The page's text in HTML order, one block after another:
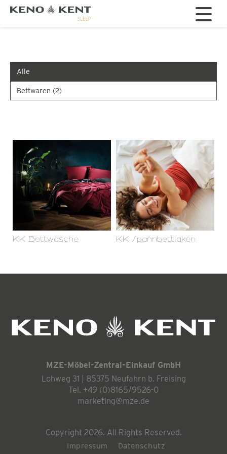
Alle
Bettwaren (2)
KK Bettwäsche KK Spannbettlaken
MZE-Möbel-Zentral-Einkauf GmbH
Lohweg 31 | 85375 Neufahrn b. Freising
Tel. +49 (0)8165/9526-0
marketing@mze.de
Copyright 2026. All Rights Reserved.
Impressum Datenschutz